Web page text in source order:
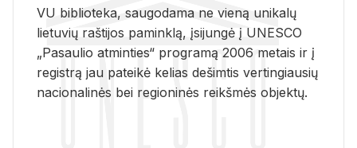
VU biblioteka, saugodama ne vieną unikalų
lietuvių raštijos paminklą, įsijungė į UNESCO
„Pasaulio atminties“ programą 2006 metais ir į
registrą jau pateikė kelias dešimtis vertingiausių
nacionalinės bei regioninės reikšmės objektų.